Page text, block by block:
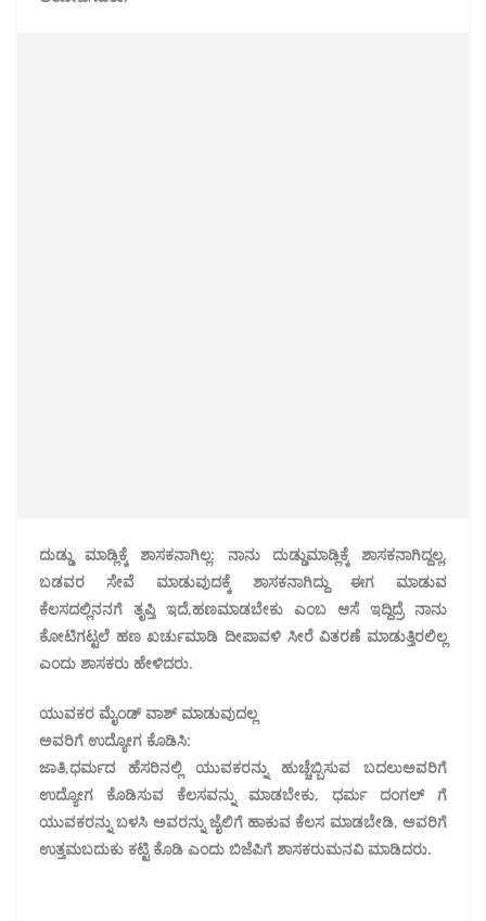
ದುಡ್ಡು ಮಾಡ್ಲಿಕ್ಕೆ ಶಾಸಕನಾಗಿಲ್ಲ: ನಾನು ದುಡ್ಡು‌ಮಾಡ್ಲಿಕ್ಕೆ ಶಾಸಕನಾಗಿದ್ದಲ್ಲ,
ಬಡವರ ಸೇವೆ ಮಾಡುವುದಕ್ಕೆ ಶಾಸಕನಾಗಿದ್ದು ಈಗ ಮಾಡುವ
ಕೆಲಸದಲ್ಲಿ‌ನನಗೆ ತೃಪ್ತಿ ಇದೆ.‌ಹಣ‌ಮಾಡಬೇಕು‌ ಎಂಬ ಆಸೆ ಇದ್ದಿದ್ರೆ ನಾನು
ಕೋಟಿಗಟ್ಟಲೆ ಹಣ ಖರ್ಚು‌ಮಾಡಿ ದೀಪಾವಳಿ ಸೀರೆ ವಿತರಣೆ ಮಾಡುತ್ತಿರಲಿಲ್ಲ
ಎಂದು ಶಾಸಕರು ಹೇಳಿದರು.
ಯುವಕರ ಮೈಂಡ್ ವಾಶ್ ಮಾಡುವುದಲ್ಲ
ಅವರಿಗೆ ಉದ್ಯೋಗ ಕೊಡಿಸಿ:
ಜಾತಿ,‌ಧರ್ಮದ‌ ಹೆಸರಿನಲ್ಲಿ ಯುವಕರನ್ನು ಹುಚ್ಚೆಬ್ಬಿಸುವ ಬದಲು‌ಅವರಿಗೆ
ಉದ್ಯೋಗ ಕೊಡಿಸುವ ಕೆಲಸವನ್ನು ಮಾಡಬೇಕು, ಧರ್ಮ ದಂಗಲ್ ಗೆ
ಯುವಕರನ್ನು ಬಳಸಿ ಅವರನ್ನು ಜೈಲಿಗೆ ಹಾಕುವ ಕೆಲಸ ಮಾಡಬೇಡಿ, ಅವರಿಗೆ
ಉತ್ತಮ‌ಬದುಕು ಕಟ್ಟಿ ಕೊಡಿ ಎಂದು ಬಿಜೆಪಿಗೆ‌ ಶಾಸಕರು‌ಮನವಿ‌ ಮಾಡಿದರು.